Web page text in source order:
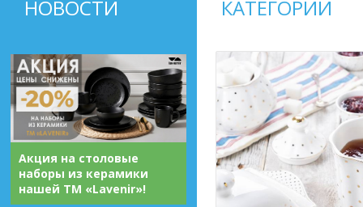
НОВОСТИ
Акция на столовые
наборы из керамики
нашей ТМ «Lavenir»!
КАТЕГОРИИ